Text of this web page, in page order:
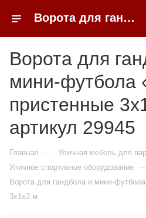
Ворота для гандбола и мини-футбола «Хэнд №3» пристенные 3х1х2 м купить в Москве от 17 745 ₽ - 0FFER
Ворота для
мини-
пристенные
артикул 29945
Главная — Уличная мебель для
Уличное спортивное оборудование
Ворота для гандбола и мини-
3х1х2 м